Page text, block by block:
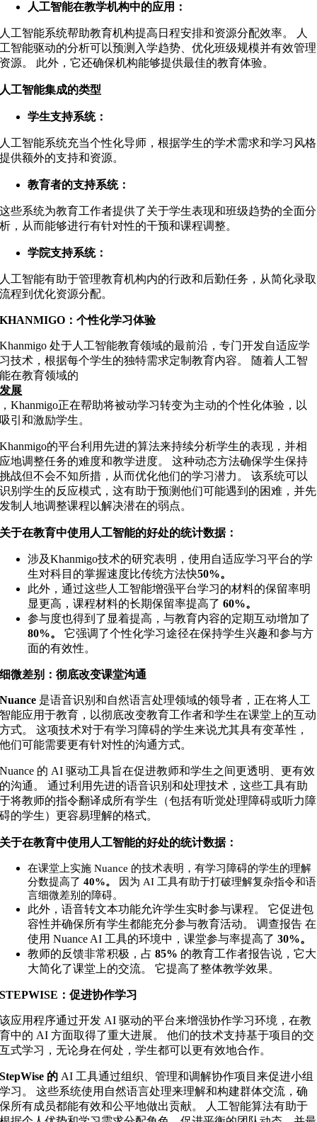
人工智能在教学机构中的应用：
人工智能系统帮助教育机构提高日程安排和资源分配效率。 人
工智能驱动的分析可以预测入学趋势、优化班级规模并有效管理
资源。 此外，它还确保机构能够提供最佳的教育体验。
人工智能集成的类型
学生支持系统：
人工智能系统充当个性化导师，根据学生的学术需求和学习风格
提供额外的支持和资源。
教育者的支持系统：
这些系统为教育工作者提供了关于学生表现和班级趋势的全面分
析，从而能够进行有针对性的干预和课程调整。
学院支持系统：
人工智能有助于管理教育机构内的行政和后勤任务，从简化录取
流程到优化资源分配。
KHANMIGO：个性化学习体验
Khanmigo 处于人工智能教育领域的最前沿，专门开发自适应学
习技术，根据每个学生的独特需求定制教育内容。 随着人工智
能在教育领域的
发展
，Khanmigo正在帮助将被动学习转变为主动的个性化体验，以
吸引和激励学生。
Khanmigo的平台利用先进的算法来持续分析学生的表现，并相
应地调整任务的难度和教学进度。 这种动态方法确保学生保持
挑战但不会不知所措，从而优化他们的学习潜力。 该系统可以
识别学生的反应模式，这有助于预测他们可能遇到的困难，并先
发制人地调整课程以解决潜在的弱点。
关于在教育中使用人工智能的好处的统计数据：
涉及Khanmigo技术的研究表明，使用自适应学习平台的学
生对科目的掌握速度比传统方法快50%。
此外，通过这些人工智能增强平台学习的材料的保留率明
显更高，课程材料的长期保留率提高了60%。
参与度也得到了显着提高，与教育内容的定期互动增加了
80%。
它强调了个性化学习途径在保持学生兴趣和参与方
面的有效性。
细微差别：彻底改变课堂沟通
Nuance 是语音识别和自然语言处理领域的领导者，正在将人工
智能应用于教育，以彻底改变教育工作者和学生在课堂上的互动
方式。 这项技术对于有学习障碍的学生来说尤其具有变革性，
他们可能需要更有针对性的沟通方式。
Nuance 的 AI 驱动工具旨在促进教师和学生之间更透明、更有效
的沟通。 通过利用先进的语音识别和处理技术，这些工具有助
于将教师的指令翻译成所有学生（包括有听觉处理障碍或听力障
碍的学生）更容易理解的格式。
关于在教育中使用人工智能的好处的统计数据：
在课堂上实施 Nuance 的技术表明，有学习障碍的学生的理解
分数提高了40%。
因为 AI 工具有助于打破理解复杂指令和语
言细微差别的障碍。
此外，语音转文本功能允许学生实时参与课程。 它促进包
容性并确保所有学生都能充分参与教育活动。 调查报告在
使用 Nuance AI 工具的环境中，课堂参与率提高了 30%。
教师的反馈非常积极，占85% 的教育工作者报告说，它大
大简化了课堂上的交流。 它提高了整体教学效果。
STEPWISE：促进协作学习
该应用程序通过开发 AI 驱动的平台来增强协作学习环境，在教
育中的 AI 方面取得了重大进展。 他们的技术支持基于项目的交
互式学习，无论身在何处，学生都可以更有效地合作。
StepWise 的 AI 工具通过组织、管理和调解协作项目来促进小组
学习。 这些系统使用自然语言处理来理解和构建群体交流，确
保所有成员都能有效和公平地做出贡献。 人工智能算法有助于